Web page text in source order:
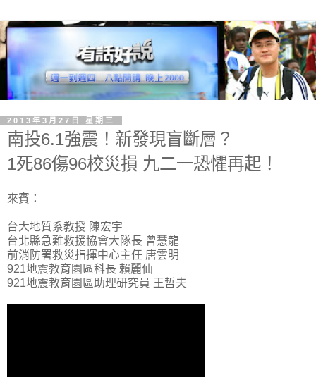
2013年3月27日 星期三
南投6.1強震！新發現盲斷層？
1死86傷96校災損 九二一恐懼再起！
來賓：
台大地質系教授 陳宏宇
台北縣急難救援協會大隊長 曾慧龍
前消防署救災指揮中心主任 唐雲明
921地震教育園區科長 賴麗仙
921地震教育園區助理研究員 王哲夫